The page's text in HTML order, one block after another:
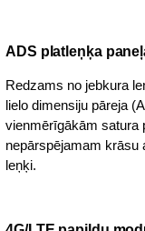
ADS platleņķa
Redzams no jebkura
lielo dimensiju pāreja
vienmērīgākām satura
nepārspējamam krāsu
leņķi.